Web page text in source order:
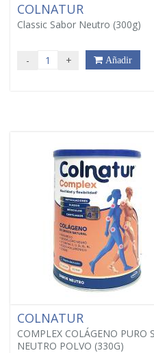
COLNATUR
Classic Sabor Neutro (300g)
- + Añadir
COLNATUR
COMPLEX COLÁGENO PURO
NEUTRO POLVO (330G)